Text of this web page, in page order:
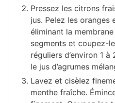
Pressez les citrons
jus. Pelez les oranges
éliminant la
segments et coupez-
réguliers d’environ 1
le jus d’agrumes
Lavez et cisèlez
menthe fraîche.